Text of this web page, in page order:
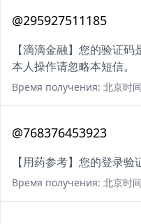
@295927511185
【滴滴金融】您的验证
本人操作请忽略本短信。
Время получения: 北京时
@768376453923
【用药参考】您的登录验
Время получения: 北京时